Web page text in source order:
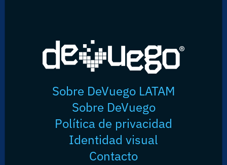
Sobre DeVuego LATAM
Sobre DeVuego
Política de privacidad
Identidad visual
Contacto